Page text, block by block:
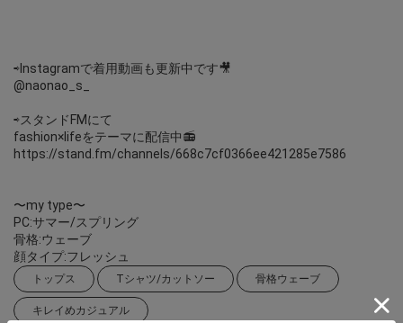
⇨Instagramで着用動画も更新中です🎥
@naonao_s_
⇨スタンドFMにて
fashion×lifeをテーマに配信中📻
https://stand.fm/channels/668c7cf0366ee421285e7586
〜my type〜
PC:サマー/スプリング
骨格:ウェーブ
顔タイプ:フレッシュ
トップス Tシャツ/カットソー 骨格ウェーブ
キレイめカジュアル